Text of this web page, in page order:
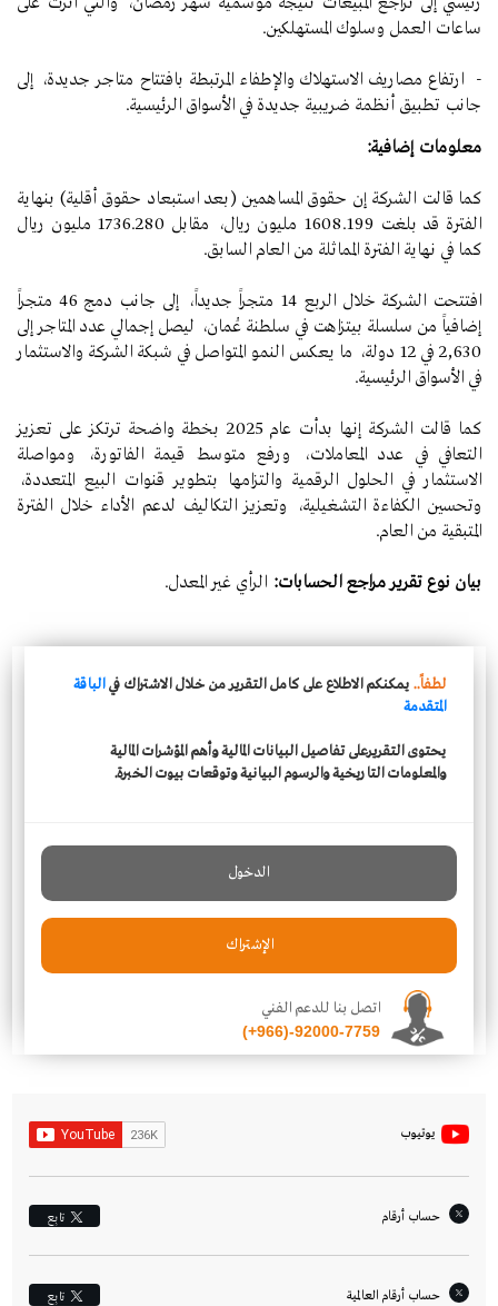
ساعات العمل وسلوك المستهلكين.
- ارتفاع مصاريف الاستهلاك والإطفاء المرتبطة بافتتاح متاجر جديدة، إلى
جانب تطبيق أنظمة ضريبية جديدة في الأسواق الرئيسية.
معلومات إضافية:
كما قالت الشركة إن حقوق المساهمين (بعد استبعاد حقوق أقلية) بنهاية
الفترة قد بلغت 1608.199 مليون ريال، مقابل 1736.280 مليون ريال
كما في نهاية الفترة المماثلة من العام السابق.
افتتحت الشركة خلال الربع 14 متجراً جديداً، إلى جانب دمج 46 متجراً
إضافياً من سلسلة بيتزاهت في سلطنة عُمان، ليصل إجمالي عدد المتاجر إلى
2,630 في 12 دولة، ما يعكس النمو المتواصل في شبكة الشركة والاستثمار
في الأسواق الرئيسية.
كما قالت الشركة إنها بدأت عام 2025 بخطة واضحة ترتكز على تعزيز
التعافي في عدد المعاملات، ورفع متوسط قيمة الفاتورة، ومواصلة
الاستثمار في الحلول الرقمية والتزامها بتطوير قنوات البيع المتعددة،
وتحسين الكفاءة التشغيلية، وتعزيز التكاليف لدعم الأداء خلال الفترة
المتبقية من العام.
بيان نوع تقرير مراجع الحسابات: الرأي غير المعدل.
لطفاً.. يمكنكم الاطلاع على كامل التقرير من خلال الاشتراك فيالباقة
المتقدمة
يحتوى التقريرعلى تفاصيل البيانات المالية وأهم المؤشرات المالية
والمعلومات التاريخية والرسوم البيانية وتوقعات بيوت الخبرة.
الدخول
الإشتراك
اتصل بنا للدعم الفني
(+966)-92000-7759
يوتيوب
حساب أرقام تابِع
حساب أرقام العالمية تابِع